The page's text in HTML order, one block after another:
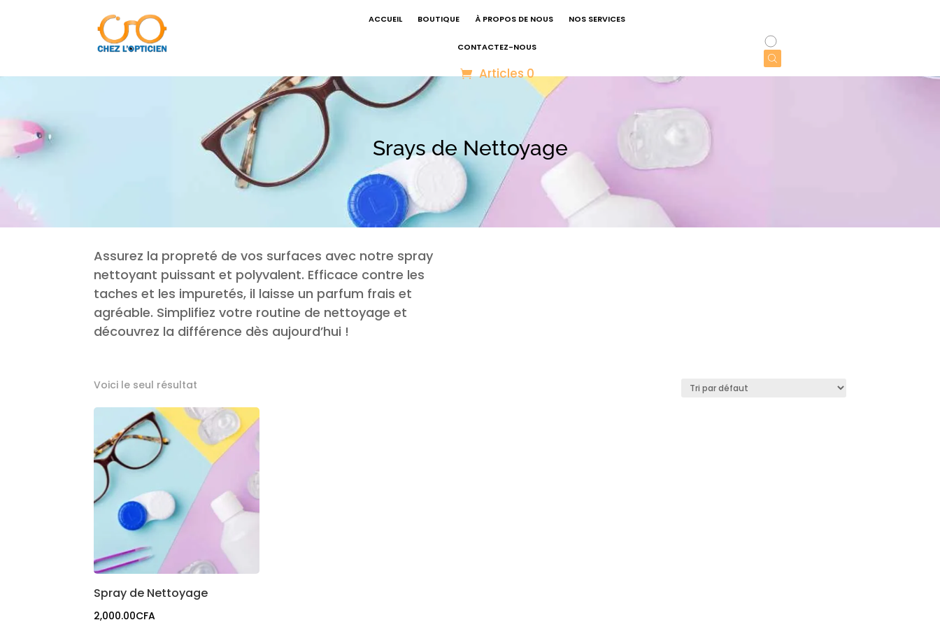
ACCUEIL BOUTIQUE À PROPOS DE NOUS NOS SERVICES
CONTACTEZ-NOUS
Articles 0
Srays de Nettoyage
Assurez la propreté de vos surfaces avec notre spray
nettoyant puissant et polyvalent. Efficace contre les
taches et les impuretés, il laisse un parfum frais et
agréable. Simplifiez votre routine de nettoyage et
découvrez la différence dès aujourd’hui !
Voici le seul résultat
Spray de Nettoyage
2,000.00CFA